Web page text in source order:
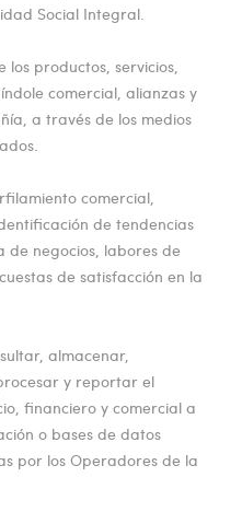
Social Integral.
los productos, servicios,
comercial, alianzas y
a través de los medios
comercial,
de tendencias
de negocios, labores de
de satisfacción en la
almacenar,
y reportar el
financiero y comercial a
o bases de datos
por los Operadores de la